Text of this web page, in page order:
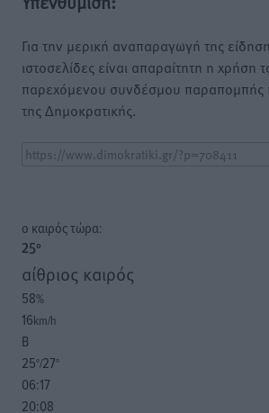
Για την μερική αναπαραγωγή της
ιστοσελίδες είναι απαραίτητη η χρήση
παρεχόμενου συνδέσμου παραπομπής
της Δημοκρατικής.
o καιρός τώρα:
25°
αίθριος καιρός
58%
16km/h
Β
25°/27°
06:17
20:08